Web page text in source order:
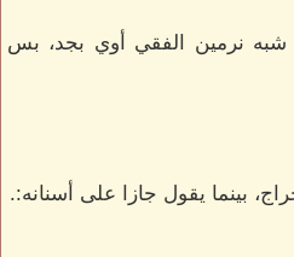
شبه نرمين الفقي أوي بجد، بس
بينما يقول جازا على أسنانه:.